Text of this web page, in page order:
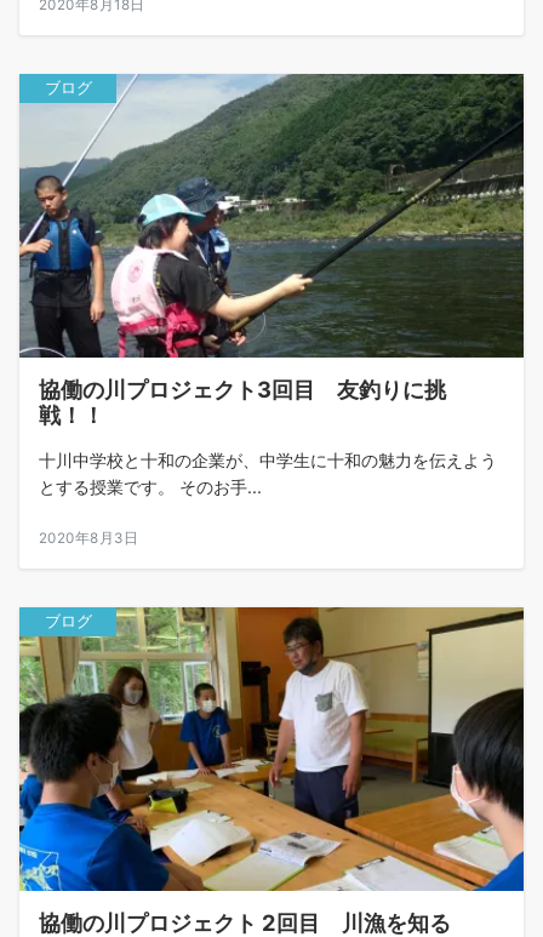
2020年8月18日
ブログ
協働の川プロジェクト3回目 友釣りに挑
戦！！
十川中学校と十和の企業が、中学生に十和の魅力を伝えよう
とする授業です。 そのお手...
2020年8月3日
ブログ
協働の川プロジェクト 2回目 川漁を知る